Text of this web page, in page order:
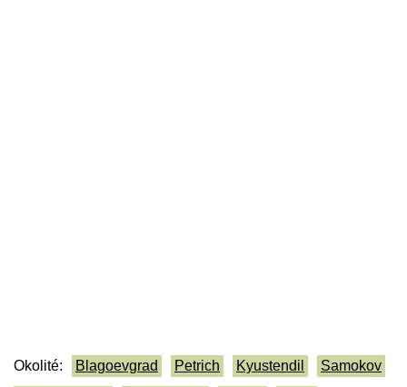
Okolité: Blagoevgrad Petrich Kyustendil
Samokov